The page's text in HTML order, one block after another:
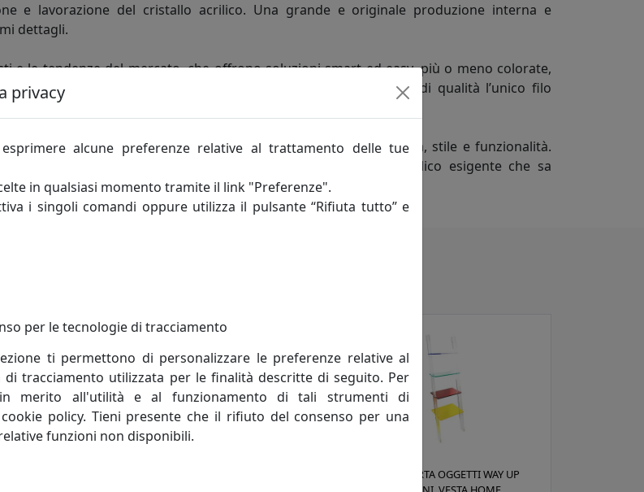
e lavorazione del cristallo acrilico. Una grande e originale produzione interna e
dettagli.
e le tendenze del mercato, che offrono soluzioni smart ed easy, più o meno colorate,
Ed è l’uso del cristallo Acrilico unitamente alla garanzia di qualità l’unico filo
italiano si traduce in creazioni innovative, ricche di originalità, stile e funzionalità.
Designer progetta oggetti d’eccellenza rivolti ad un pubblico esigente che sa
ricerca.
SCALETTA PORTA OGGETTI WAY UP
privacy
alcune preferenze relative al trattamento delle tue
in qualsiasi momento tramite il link "Preferenze".
i singoli comandi oppure utilizza il pulsante “Rifiuta tutto” e
per le tecnologie di tracciamento
ti permettono di personalizzare le preferenze relative al
di tracciamento utilizzata per le finalità descritte di seguito. Per
merito all'utilità e al funzionamento di tali strumenti di
policy. Tieni presente che il rifiuto del consenso per una
funzioni non disponibili.